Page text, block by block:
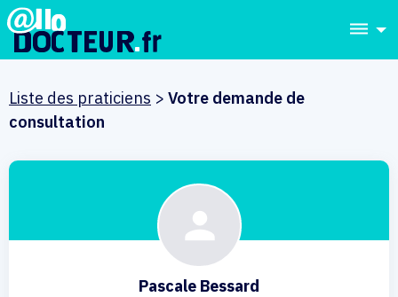
dehaze
Liste des praticiens > Votre demande de
consultation
Pascale Bessard